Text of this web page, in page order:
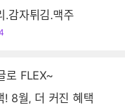
.감자튀김.맥주
로 FLEX~
8월, 더 커진 혜택